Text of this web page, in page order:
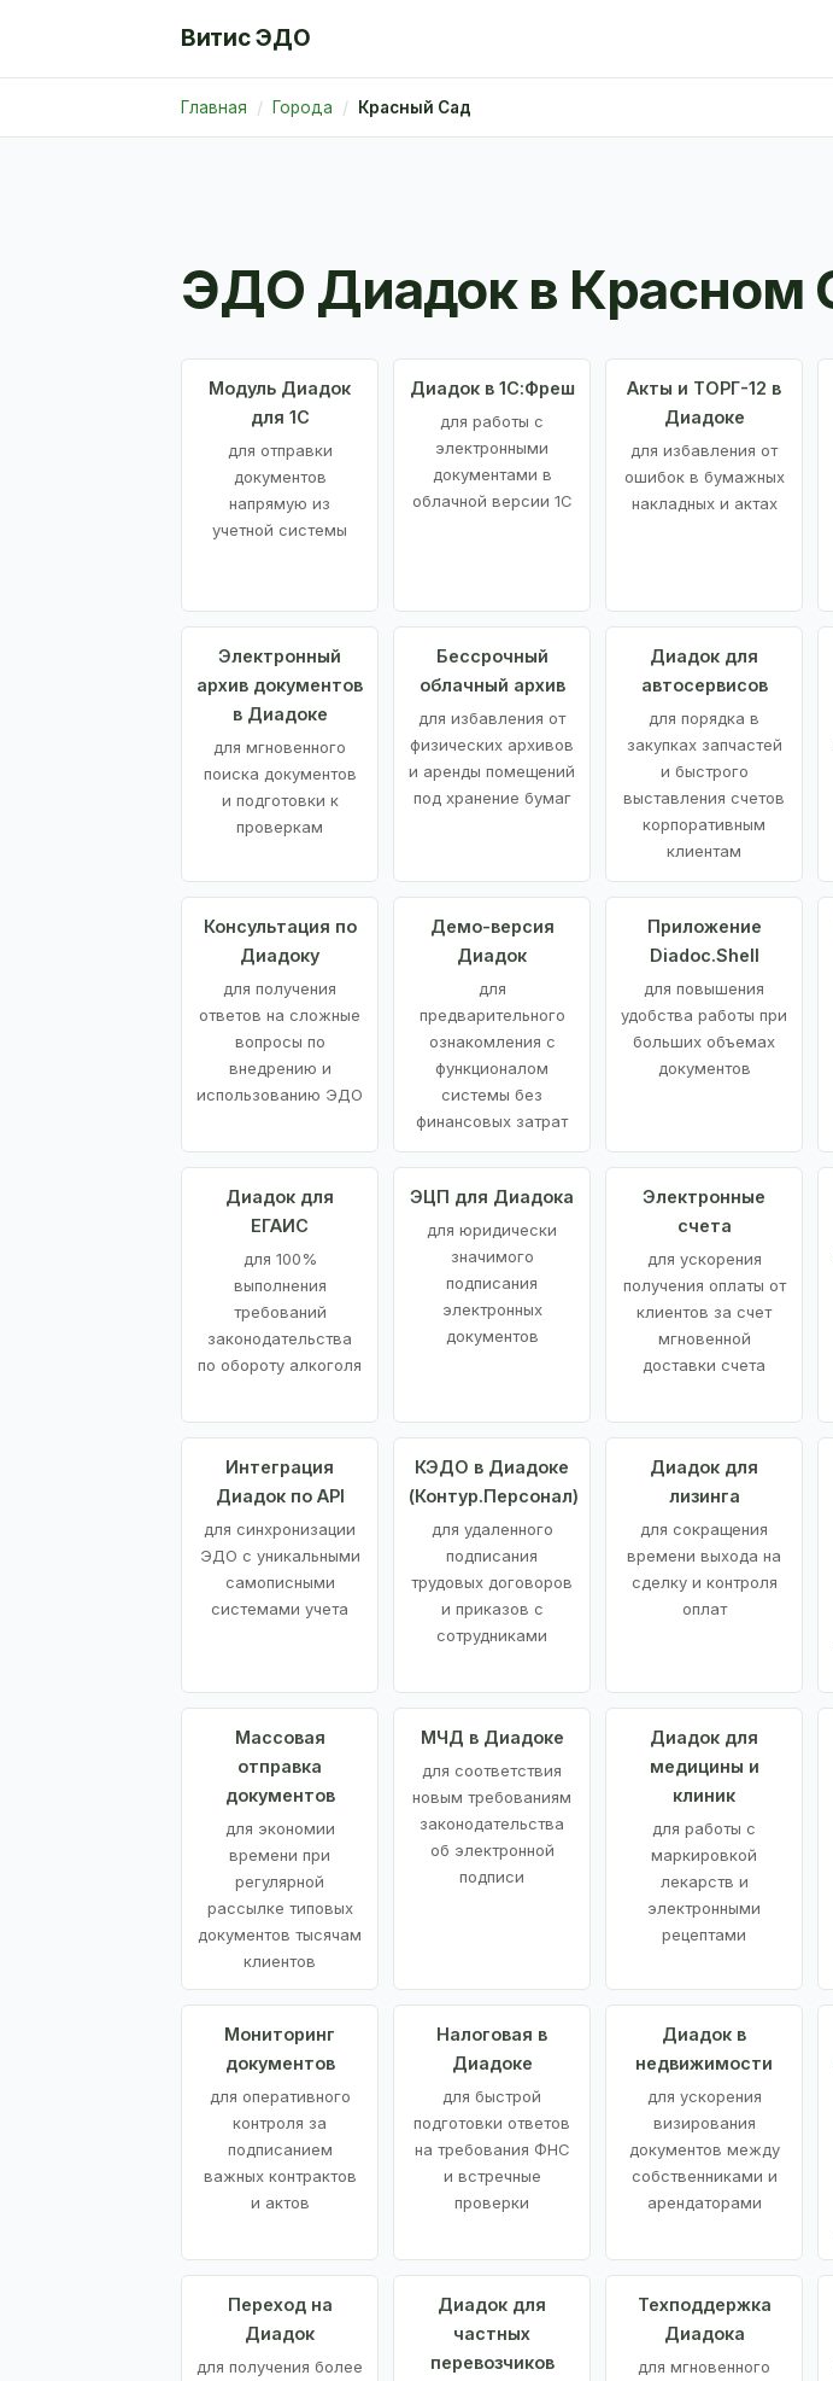
Витис ЭДО
Главная Города Красный Сад
ЭДО Диадок в Красном
Модуль Диадок
для 1С
для отправки
документов
напрямую из
учетной системы
Диадок в 1С:Фреш
для работы с
электронными
документами в
облачной версии 1С
Акты и ТОРГ-12 в
Диадоке
для избавления от
ошибок в бумажных
накладных и актах
Электронный
архив документов
в Диадоке
для мгновенного
поиска документов
и подготовки к
проверкам
Бессрочный
облачный архив
для избавления от
физических архивов
и аренды помещений
под хранение бумаг
Диадок для
автосервисов
для порядка в
закупках запчастей
и быстрого
выставления счетов
корпоративным
клиентам
Консультация по
Диадоку
для получения
ответов на сложные
вопросы по
внедрению и
использованию ЭДО
Демо-версия
Диадок
для
предварительного
ознакомления с
функционалом
системы без
финансовых затрат
Приложение
Diadoc.Shell
для повышения
удобства работы при
больших объемах
документов
Диадок для
ЕГАИС
для 100%
выполнения
требований
законодательства
по обороту алкоголя
ЭЦП для Диадока
для юридически
значимого
подписания
электронных
документов
Электронные
счета
для ускорения
получения оплаты от
клиентов за счет
мгновенной
доставки счета
Интеграция
Диадок по API
для синхронизации
ЭДО с уникальными
самописными
системами учета
КЭДО в Диадоке
(Контур.Персонал)
для удаленного
подписания
трудовых договоров
и приказов с
сотрудниками
Диадок для
лизинга
для сокращения
времени выхода на
сделку и контроля
оплат
Массовая
отправка
документов
для экономии
времени при
регулярной
рассылке типовых
документов тысячам
клиентов
МЧД в Диадоке
для соответствия
новым требованиям
законодательства
об электронной
подписи
Диадок для
медицины и
клиник
для работы с
маркировкой
лекарств и
электронными
рецептами
Мониторинг
документов
для оперативного
контроля за
подписанием
важных контрактов
и актов
Налоговая в
Диадоке
для быстрой
подготовки ответов
на требования ФНС
и встречные
проверки
Диадок в
недвижимости
для ускорения
визирования
документов между
собственниками и
арендаторами
Переход на
Диадок
для получения более
Диадок для
частных
перевозчиков
Техподдержка
Диадока
для мгновенного